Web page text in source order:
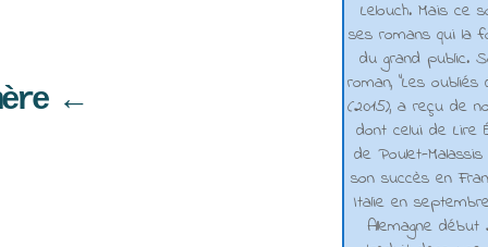
←
Lelouch. Mais ce
ses romans qui la
du grand public.
roman, "Les oubliés
(2015), a reçu de
dont celui de Lire
de Poulet-
son succès en
Italie en
Allemagne début